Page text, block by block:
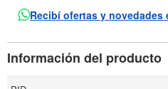
Recibí ofertas y novedades
Información del producto